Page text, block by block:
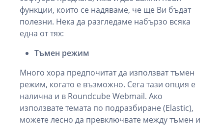
функции, които се надяваме, че ще Ви бъдат
полезни. Нека да разгледаме набързо всяка
една от тях:
Тъмен режим
Много хора предпочитат да използват тъмен
режим, когато е възможно. Сега тази опция е
налична и в Roundcube Webmail. Ако
използвате темата по подразбиране (Elastic),
можете лесно да превключвате между тъмен и